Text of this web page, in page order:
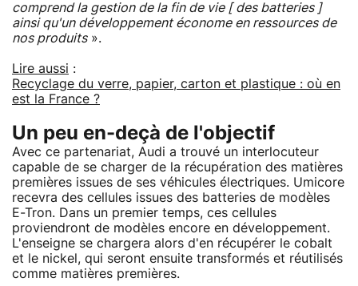
comprend la gestion de la fin de vie [ des batteries ]
ainsi qu'un développement économe en ressources de
nos produits».
Lire aussi :
Recyclage du verre, papier, carton et plastique : où en
est la France ?
Un peu en-deçà de l'objectif
Avec ce partenariat, Audi a trouvé un interlocuteur
capable de se charger de la récupération des matières
premières issues de ses véhicules électriques. Umicore
recevra des cellules issues des batteries de modèles
E-Tron. Dans un premier temps, ces cellules
proviendront de modèles encore en développement.
L'enseigne se chargera alors d'en récupérer le cobalt
et le nickel, qui seront ensuite transformés et réutilisés
comme matières premières.